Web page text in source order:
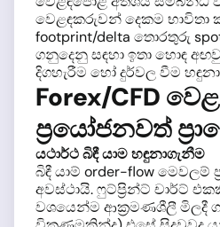
වෙළඳකරුවන් දෙකම භාවිතා
footprint/delta තොරතුරු
ගනුදෙනු සඳහා ඉතා හොඳ
දිගහැරීම හෝ දුර්වල වීම
Forex/CFD
ප්‍රයෝජනවත්
යථාර්ථ බිඳී යාම හඳුනාගැනීම
බිඳී යාම් order-flow මෙවලම්
අවස්ථායි. ෆුට්ප්‍රින්ට් චාර්ට්
වශයෙන්ම ආක්‍රමණශීලී මිලදී